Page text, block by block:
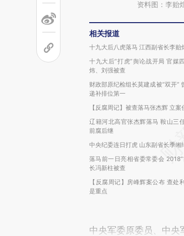
资料图：李贻
相关报道
十九大后八虎落马 江西副省长李贻
十九大后“打虎”舆论战开局 官媒
炜、刘强被查
财政部原纪检组长莫建成被“双开”
递补排位第一
【反腐周记】被查落马张杰辉 立
辽籍河北高官张杰辉落马 鞍山三
前腐后继
中央纪委连日打虎 山东副省长季缃
落马前一日亮相省委常委会
长冯新柱被查
【反腐周记】房峰辉案公布 查处
是重点
中央军委原委员、中央